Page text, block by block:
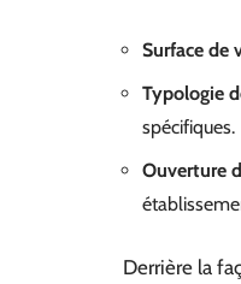
Surface de
Typologie
spécifiques.
Ouverture
Derrière la